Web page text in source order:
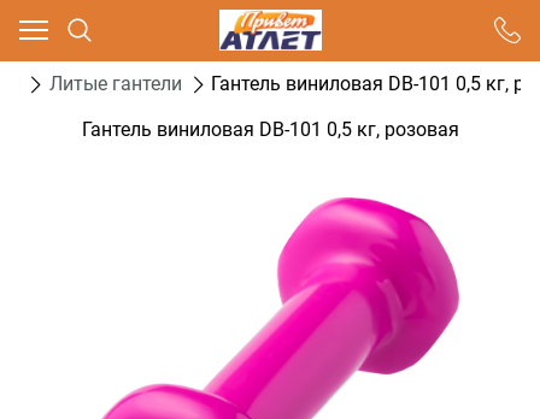
Литые гантели
Гантель виниловая DB-101 0,5 кг,
Гантель виниловая DB-101 0,5 кг, розовая
Ваш город - Москва,
угадали?
ДА НЕТ